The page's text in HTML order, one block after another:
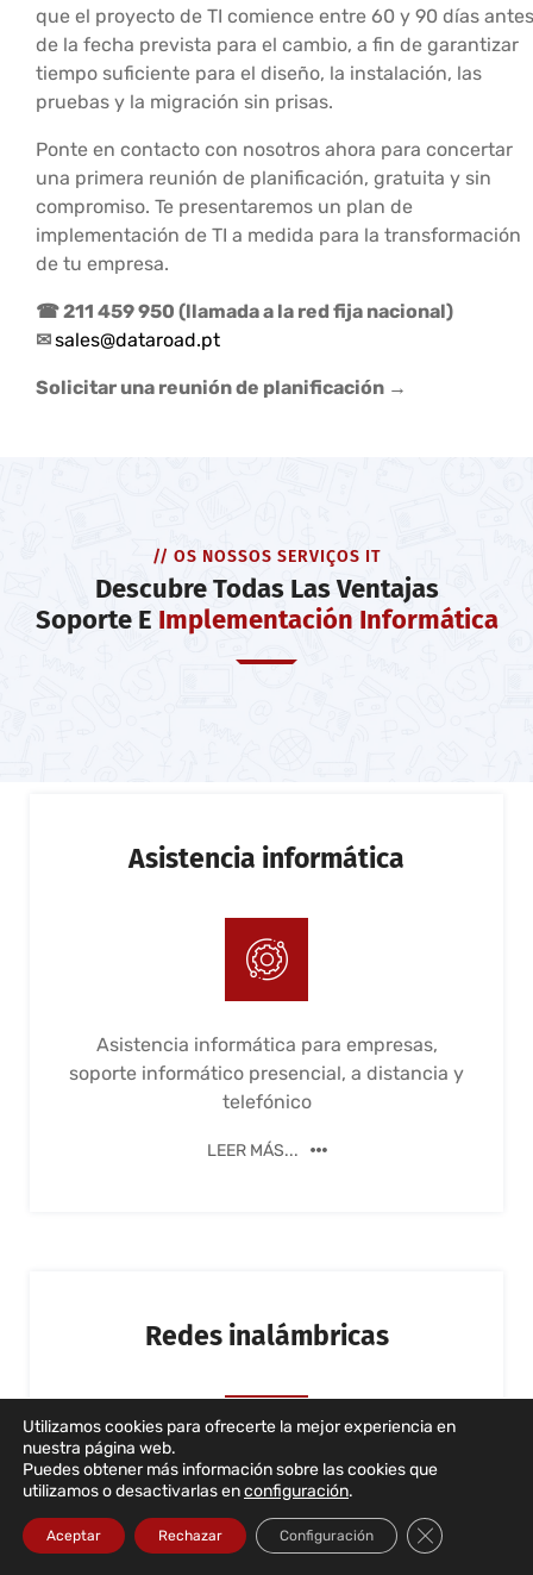
que el proyecto de TI comience entre 60 y 90 días antes
de la fecha prevista para el cambio, a fin de garantizar
tiempo suficiente para el diseño, la instalación, las
pruebas y la migración sin prisas.
Ponte en contacto con nosotros ahora para concertar
una primera reunión de planificación, gratuita y sin
compromiso. Te presentaremos un plan de
implementación de TI a medida para la transformación
de tu empresa.
☎ 211 459 950 (llamada a la red fija nacional)
✉sales@dataroad.pt
Solicitar una reunión de planificación →
// OS NOSSOS SERVIÇOS IT
Descubre Todas Las Ventajas
Soporte E Implementación Informática
Asistencia informática
Asistencia informática para empresas,
soporte informático presencial, a distancia y
telefónico
LEER MÁS...
Redes inalámbricas
Instalación, configuración y puesta en
marcha de soluciones de redes inalámbricas
Utilizamos cookies para ofrecerte la mejor experiencia en
nuestra página web.
Puedes obtener más información sobre las cookies que
utilizamos o desactivarlas enconfiguración.
Aceptar Rechazar Configuración Cerrar el